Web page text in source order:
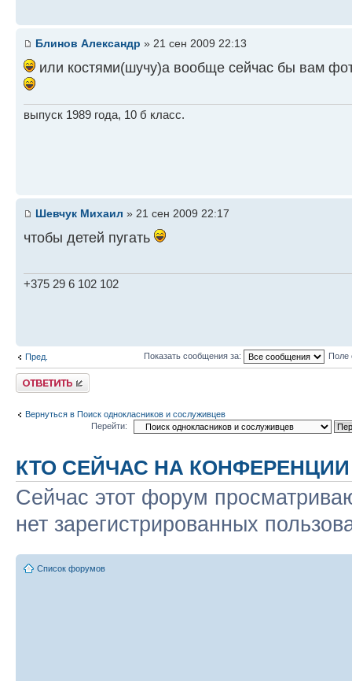
Блинов Александр » 21 сен 2009 22:13
или костями(шучу)а вообще сейчас бы вам
выпуск 1989 года, 10 б класс.
Шевчук Михаил » 21 сен 2009 22:17
чтобы детей пугать
+375 29 6 102 102
Пред. Показать сообщения за: Поле
Ответить
Вернуться в Поиск однокласников и сослуживцев
Перейти:
КТО СЕЙЧАС НА КОНФЕРЕНЦИИ
Сейчас этот форум
нет зарегистрированных
Список форумов